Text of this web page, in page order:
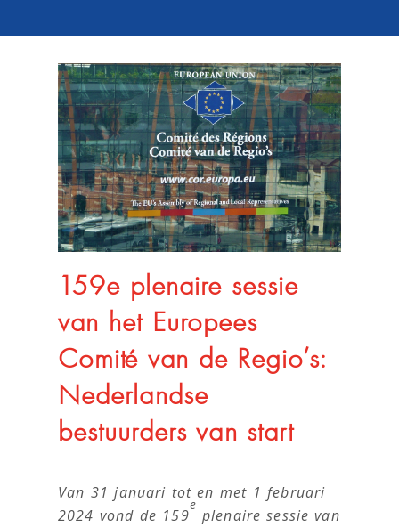
159e plenaire sessie
van het Europees
Comité van de Regio’s:
Nederlandse
bestuurders van start
Van 31 januari tot en met 1 februari
2024 vond de 159
e
plenaire sessie van